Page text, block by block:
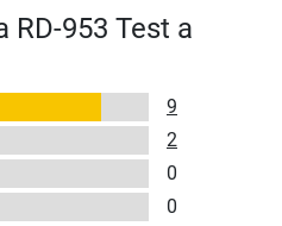
RD-953 Test a
9
2
0
0